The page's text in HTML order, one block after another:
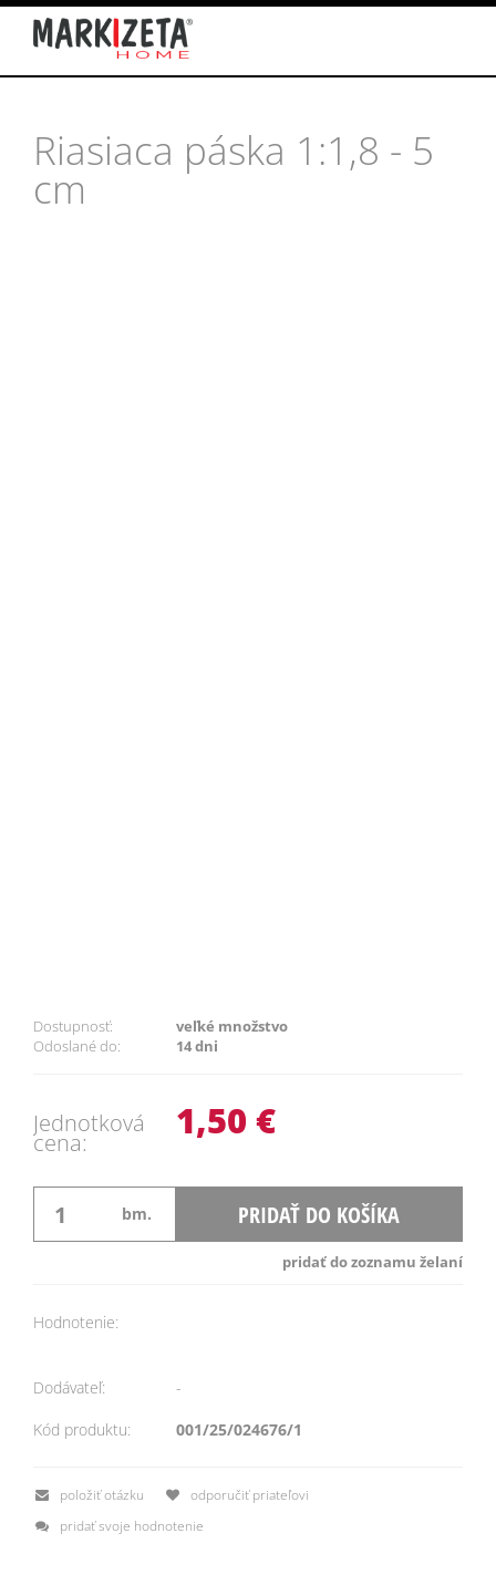
Riasiaca páska 1:1,8 - 5
cm
Dostupnosť:
veľké množstvo
Odoslané do:
14 dni
Jednotková
cena: 1,50 €
bm. PRIDAŤ DO KOŠÍKA
pridať do zoznamu želaní
Hodnotenie:
Dodávateľ:
-
Kód produktu:
001/25/024676/1
položiť otázku
odporučiť priateľovi
pridať svoje hodnotenie